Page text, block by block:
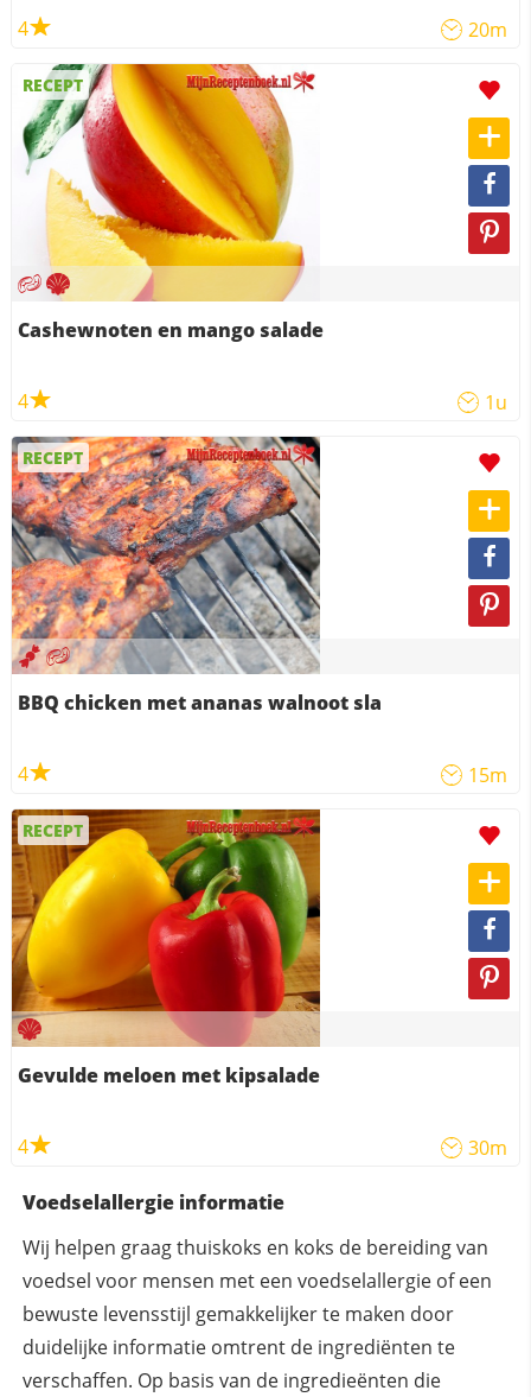
4 20m
RECEPT
Cashewnoten en mango salade
4 1u
RECEPT
BBQ chicken met ananas walnoot sla
4 15m
RECEPT
Gevulde meloen met kipsalade
4 30m
Voedselallergie informatie
Wij helpen graag thuiskoks en koks de bereiding van
voedsel voor mensen met een voedselallergie of een
bewuste levensstijl gemakkelijker te maken door
duidelijke informatie omtrent de ingrediënten te
verschaffen. Op basis van de ingredieënten die